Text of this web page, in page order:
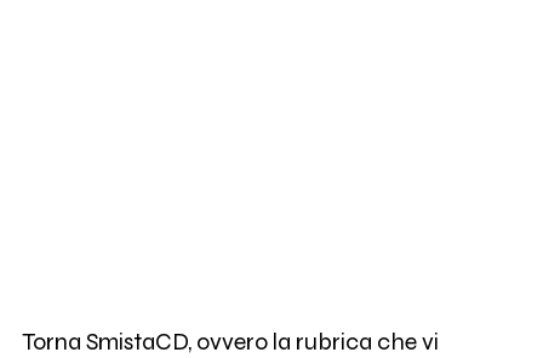
Torna SmistaCD, ovvero la rubrica che vi